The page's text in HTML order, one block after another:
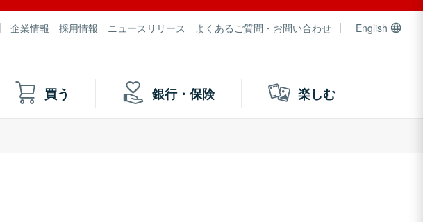
企業情報 採用情報 ニュースリリース よくあるご質問・お問い合わせ English
買う 銀行・保険 楽しむ